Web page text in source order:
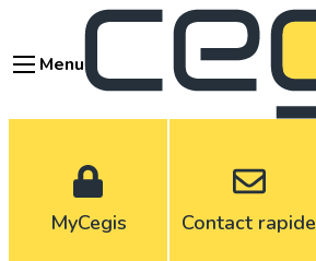
contenuMenu
MyCegis Contact rapide